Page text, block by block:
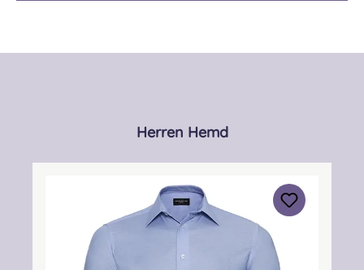
Produktgalerie überspringen
Herren Hemd